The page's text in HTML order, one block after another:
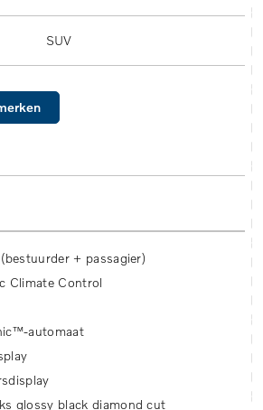
SUV
+ passagier)
Climate Control
automaat
glossy black diamond cut